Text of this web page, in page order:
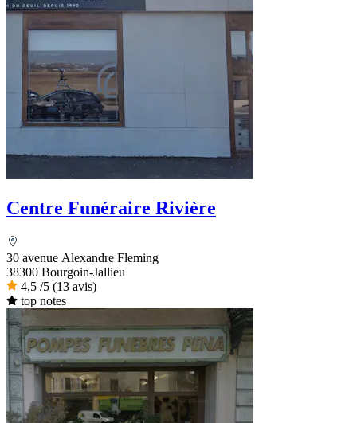
Centre Funéraire Rivière
30 avenue Alexandre Fleming
38300 Bourgoin-Jallieu
4,5 /5 (13 avis)
top notes